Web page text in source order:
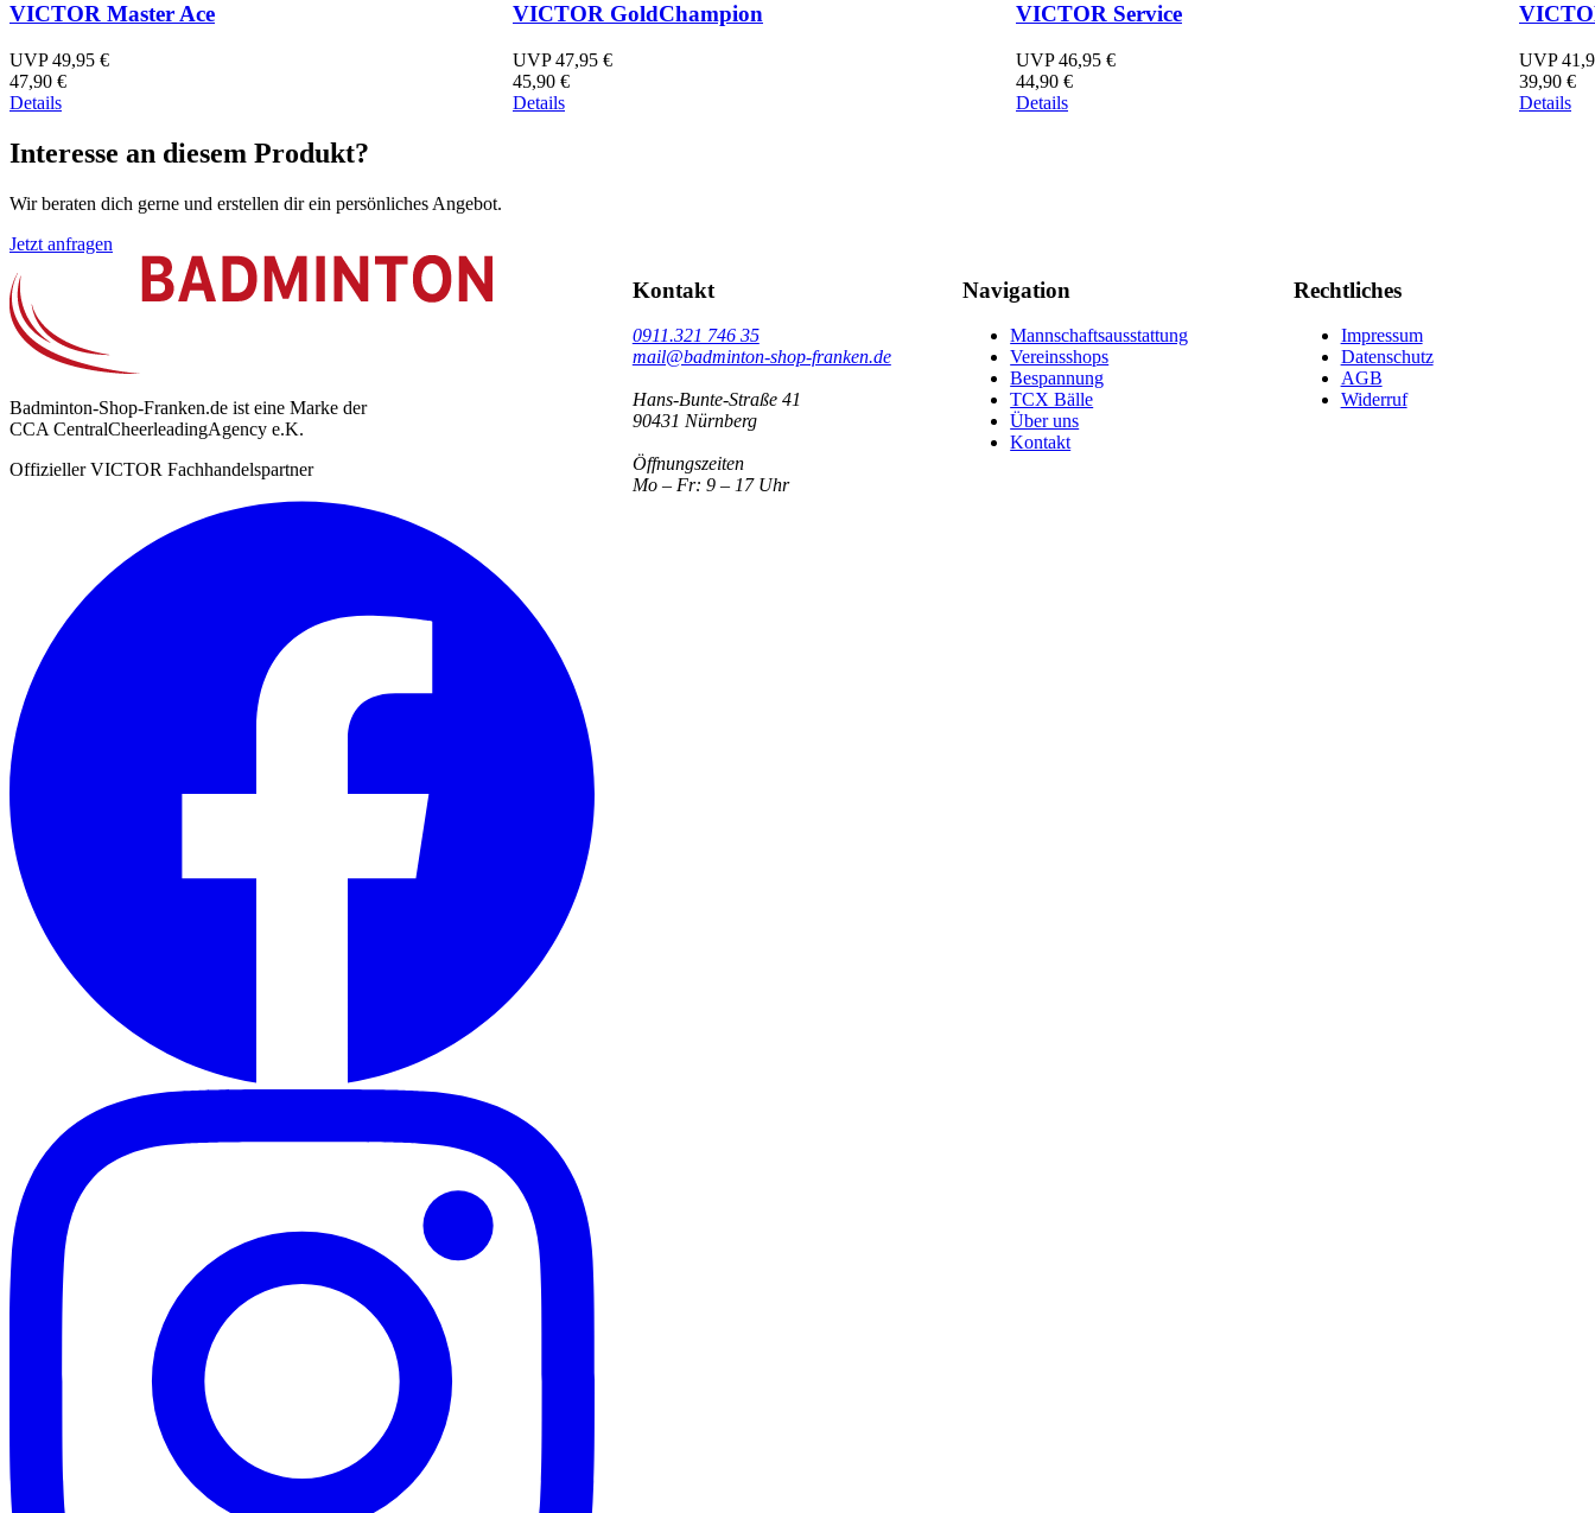
VICTOR Master Ace
UVP 49,95 €
47,90 €
Details
VICTOR GoldChampion
UVP 47,95 €
45,90 €
Details
VICTOR Service
UVP 46,95 €
44,90 €
Details
UVP
39,90 €
Details
Interesse an diesem Produkt?
Wir beraten dich gerne und erstellen dir ein persönliches Angebot.
Jetzt anfragen
Badminton-Shop-Franken.de ist eine Marke der
CCA CentralCheerleadingAgency e.K.
Offizieller VICTOR Fachhandelspartner
Kontakt
0911.321 746 35
mail@badminton-shop-franken.de
Hans-Bunte-Straße 41
90431 Nürnberg
Öffnungszeiten
Mo – Fr: 9 – 17 Uhr
Navigation
Mannschaftsausstattung
Vereinsshops
Bespannung
TCX Bälle
Über uns
Kontakt
Rechtliches
Impressum
Datenschutz
AGB
Widerruf